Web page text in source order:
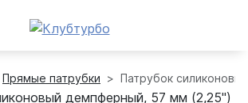
Прямые патрубки Патрубок